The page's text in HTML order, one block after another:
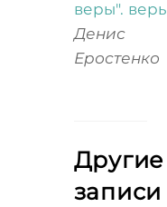
Денис
Еростенко
Другие
записи